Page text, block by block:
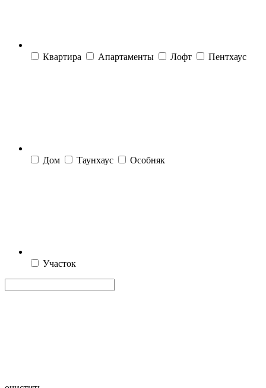
Квартира Апартаменты Лофт Пентхаус
Дом Таунхаус Особняк
Участок